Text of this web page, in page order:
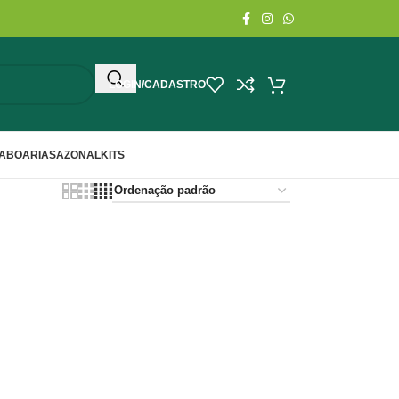
LOGIN/CADASTRO
SAZONALKITS